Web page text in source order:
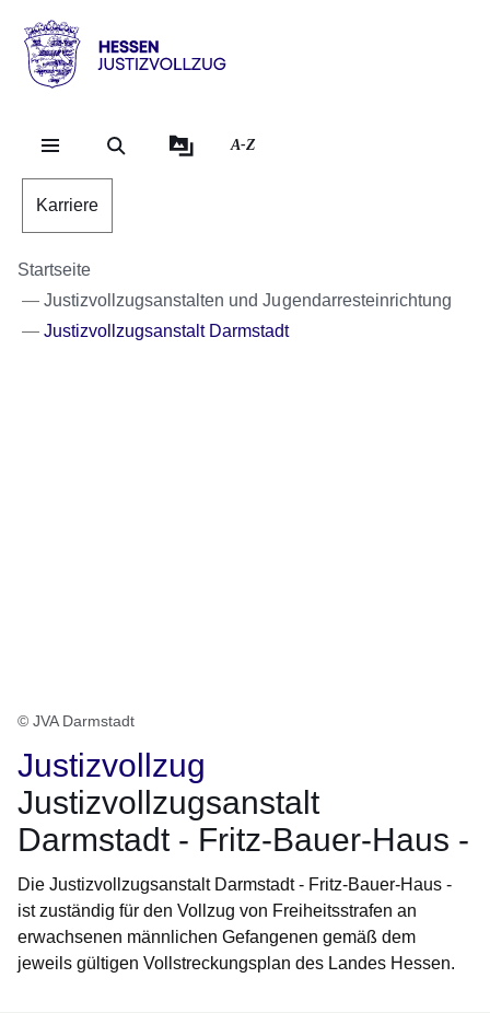
Hessen
Justizvollzug
A-Z
Karriere
Startseite
Justizvollzugsanstalten und Jugendarresteinrichtung
Justizvollzugsanstalt Darmstadt
© JVA Darmstadt
Justizvollzug
Justizvollzugsanstalt
Darmstadt - Fritz-Bauer-Haus -
Die Justizvollzugsanstalt Darmstadt - Fritz-Bauer-Haus -
ist zuständig für den Vollzug von Freiheitsstrafen an
erwachsenen männlichen Gefangenen gemäß dem
jeweils gültigen Vollstreckungsplan des Landes Hessen.